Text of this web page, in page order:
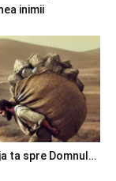
inimii
ta spre Domnul…